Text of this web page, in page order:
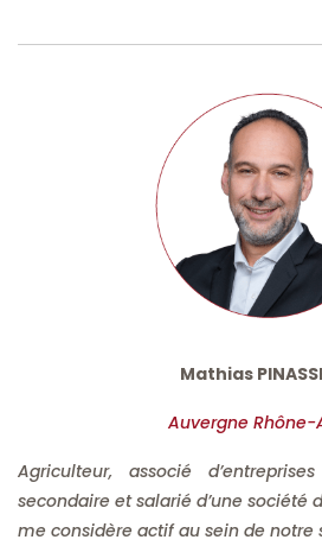
Mathias
Auvergne Rhône-
Agriculteur, associé
secondaire et salarié d’une société
me considère actif au sein de notre